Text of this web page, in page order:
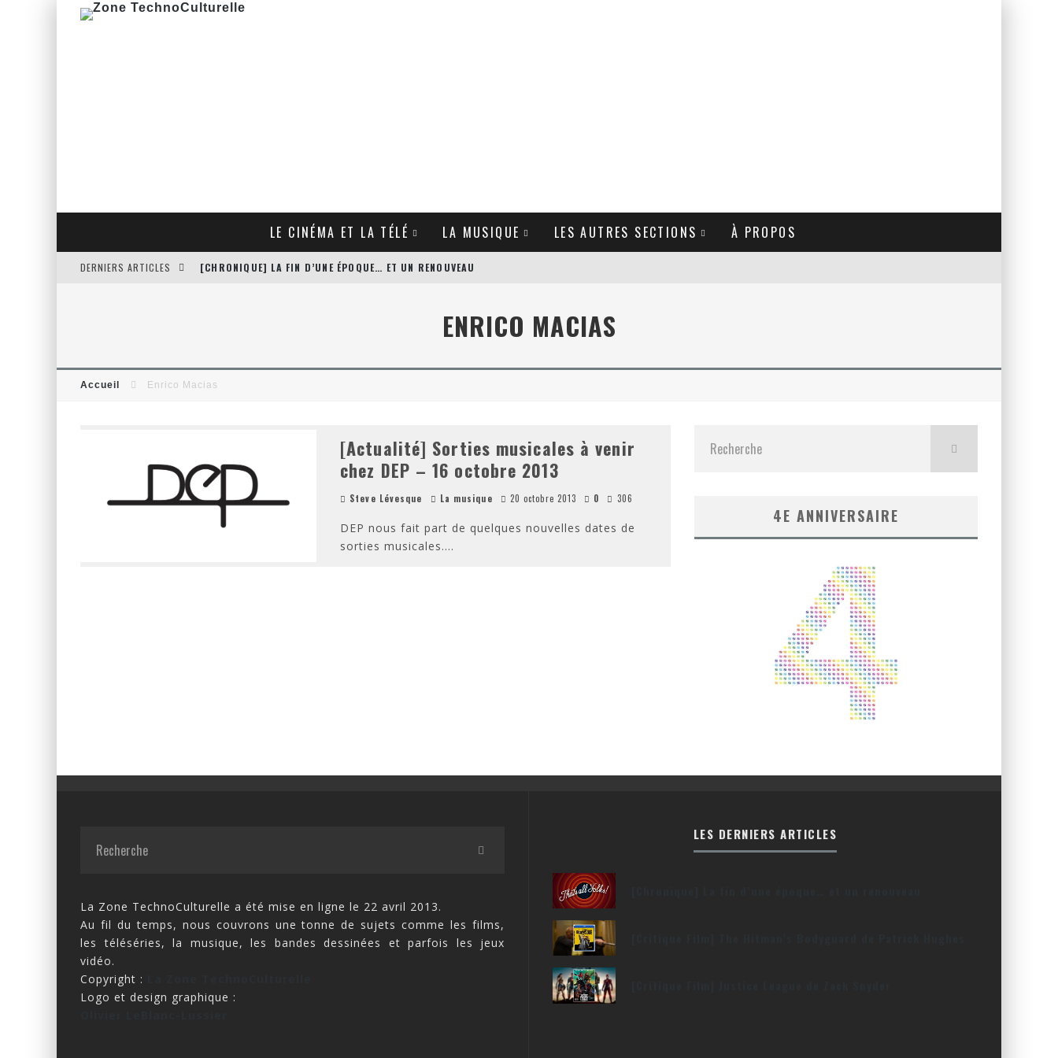
LE CINÉMA ET LA TÉLÉ LA MUSIQUE LES AUTRES SECTIONS À PROPOS
DERNIERS ARTICLES [CHRONIQUE] LA FIN D’UNE ÉPOQUE… ET UN RENOUVEAU
[CRITIQUE FILM] JUSTICE LEAGUE DE ZACK SNYDERENRICO MACIAS
Accueil Enrico Macias
[Actualité] Sorties musicales à venir
chez DEP – 16 octobre 2013
Steve Lévesque La musique 20 octobre 2013 0 306
DEP nous fait part de quelques nouvelles dates de
sorties musicales....
4E ANNIVERSAIRE
La Zone TechnoCulturelle a été mise en ligne le 22 avril 2013.
Au fil du temps, nous couvrons une tonne de sujets comme les films,
les téléséries, la musique, les bandes dessinées et parfois les jeux
vidéo.
Copyright :
Logo et design graphique :
LES DERNIERS ARTICLES